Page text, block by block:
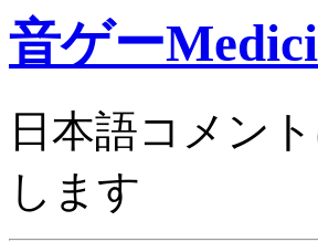
音ゲー
日本語コメン
します